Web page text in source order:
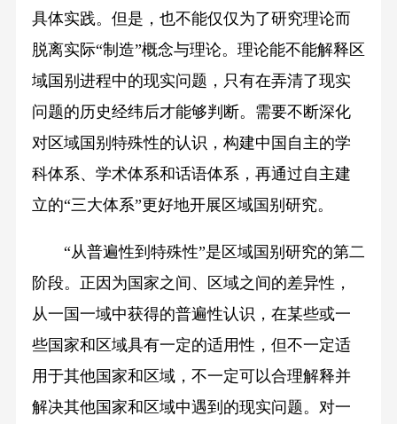
具体实践。但是，也不能仅仅为了研究理论而
脱离实际“制造”概念与理论。理论能不能解释区
域国别进程中的现实问题，只有在弄清了现实
问题的历史经纬后才能够判断。需要不断深化
对区域国别特殊性的认识，构建中国自主的学
科体系、学术体系和话语体系，再通过自主建
立的“三大体系”更好地开展区域国别研究。
“从普遍性到特殊性”是区域国别研究的第二
阶段。正因为国家之间、区域之间的差异性，
从一国一域中获得的普遍性认识，在某些或一
些国家和区域具有一定的适用性，但不一定适
用于其他国家和区域，不一定可以合理解释并
解决其他国家和区域中遇到的现实问题。对一